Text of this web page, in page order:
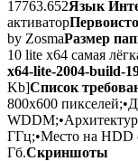
17763.652Язык
активатор
by ZosmaРазмер
10 lite x64 самая
x64-lite-2004-build-
Kb]Список
800х600
ГГц;•Место на HDD
Гб.Скриншоты